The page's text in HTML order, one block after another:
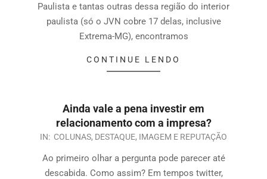
Paulista e tantas outras dessa região do interior
paulista (só o JVN cobre 17 delas, inclusive
Extrema-MG), encontramos
CONTINUE LENDO
Ainda vale a pena investir em
relacionamento com a impresa?
IN: COLUNAS, DESTAQUE, IMAGEM E REPUTAÇÃO
Ao primeiro olhar a pergunta pode parecer até
descabida. Como assim? Em tempos twitter,